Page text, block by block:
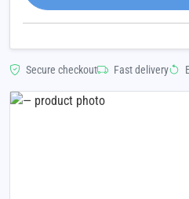
Secure checkout Fast delivery